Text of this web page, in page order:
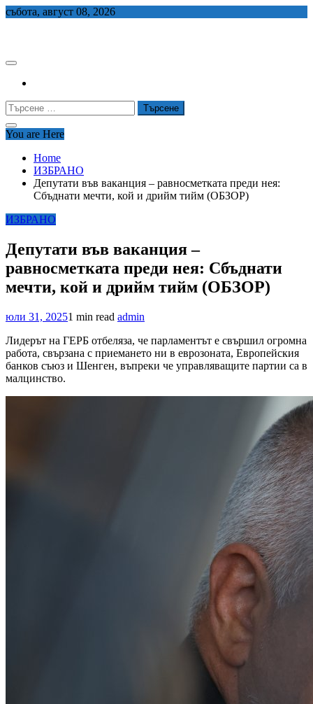
Skip
събота, август 08, 2026
Търсене
за:
You are Here
Home
ИЗБРАНО
Депутати във ваканция – равносметката преди нея:
Сбъднати мечти, кой и дрийм тийм (ОБЗОР)
ИЗБРАНО
Депутати във ваканция –
равносметката преди нея: Сбъднати
мечти, кой и дрийм тийм (ОБЗОР)
юли 31, 20251 min read admin
Лидерът на ГЕРБ отбеляза, че парламентът e свършил огромна
работа, свързана с приемането ни в еврозоната, Европейския
банков съюз и Шенген, въпреки че управляващите партии са в
малцинство.